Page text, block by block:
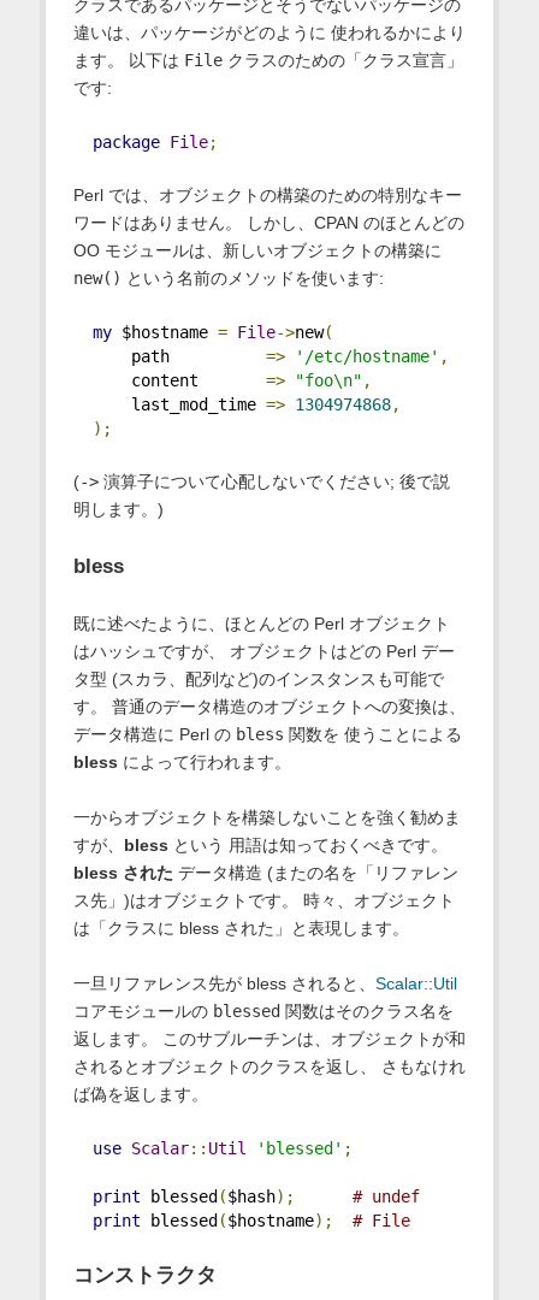
クラスであるパッケージとそうでないパッケージの
違いは、パッケージがどのように 使われるかにより
ます。 以下は Fileクラスのための「クラス宣言」
です:
package File;
Perl では、オブジェクトの構築のための特別なキー
ワードはありません。 しかし、CPAN のほとんどの
OO モジュールは、新しいオブジェクトの構築に
new() という名前のメソッドを使います:
my $hostname = File->new(
path => '/etc/hostname' ,
content => "foo\n" ,
last_mod_time => 1304974868,
);
(->演算子について心配しないでください; 後で説
明します。)
bless
既に述べたように、ほとんどの Perl オブジェクト
はハッシュですが、 オブジェクトはどの Perl デー
タ型 (スカラ、配列など)のインスタンスも可能で
す。 普通のデータ構造のオブジェクトへの変換は、
データ構造に Perl の bless 関数を 使うことによる
bless によって行われます。
一からオブジェクトを構築しないことを強く勧めま
すが、 bless という 用語は知っておくべきです。
bless された データ構造 (またの名を「リファレン
ス先」)はオブジェクトです。 時々、オブジェクト
は「クラスに bless された」と表現します。
一旦リファレンス先が bless されると、 Scalar::Util
コアモジュールの blessed 関数はそのクラス名を
返します。 このサブルーチンは、オブジェクトが和
されるとオブジェクトのクラスを返し、 さもなけれ
ば偽を返します。
use Scalar:: Util 'blessed' ;
print blessed ($hash);
# undef
print blessed ($hostname); # File
コンストラクタ